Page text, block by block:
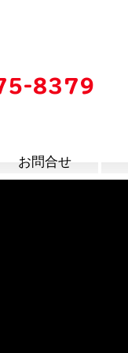
8379
お問合せ